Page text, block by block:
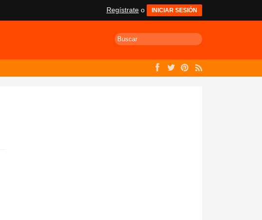
Regístrate o INICIAR SESIÓN